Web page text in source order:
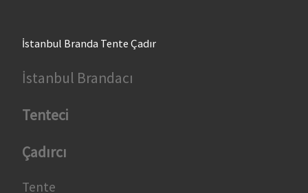
İstanbul Branda Tente Çadır
İstanbul Brandacı
Tenteci
Çadırcı
Tente